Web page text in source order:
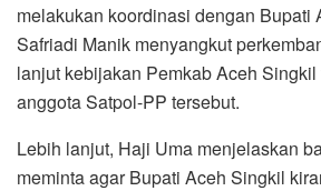
melakukan koordinasi dengan Bupati
Safriadi Manik menyangkut
lanjut kebijakan Pemkab Aceh
anggota Satpol-PP tersebut.
Lebih lanjut, Haji Uma menjelaskan
meminta agar Bupati Aceh Singkil